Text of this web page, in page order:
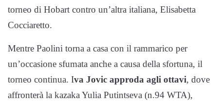
torneo di Hobart contro un’altra italiana, Elisabetta
Cocciaretto.
Mentre Paolini torna a casa con il rammarico per
un’occasione sfumata anche a causa della sfortuna, il
torneo continua. Iva Jovic approda agli ottavi, dove
affronterà la kazaka Yulia Putintseva (n.94 WTA),